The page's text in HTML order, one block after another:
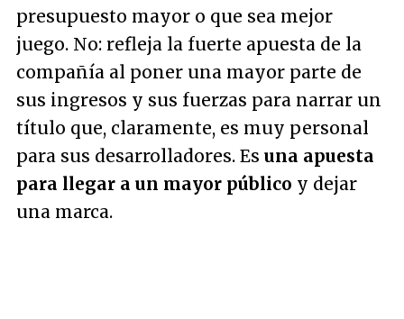
presupuesto mayor o que sea mejor
juego. No: refleja la fuerte apuesta de la
compañía al poner una mayor parte de
sus ingresos y sus fuerzas para narrar un
título que, claramente, es muy personal
para sus desarrolladores. Es una apuesta
para llegar a un mayor público y dejar
una marca.